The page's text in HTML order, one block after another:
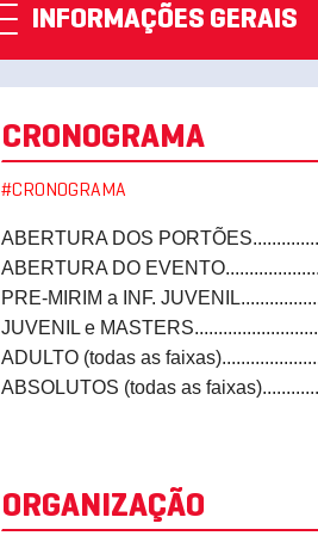
INFORMAÇÕES GERAIS
CRONOGRAMA
#CRONOGRAMA
ABERTURA DOS
ABERTURA DO
PRE-MIRIM a INF.
JUVENIL e
ADULTO (todas as
ABSOLUTOS (todas as
ORGANIZAÇÃO